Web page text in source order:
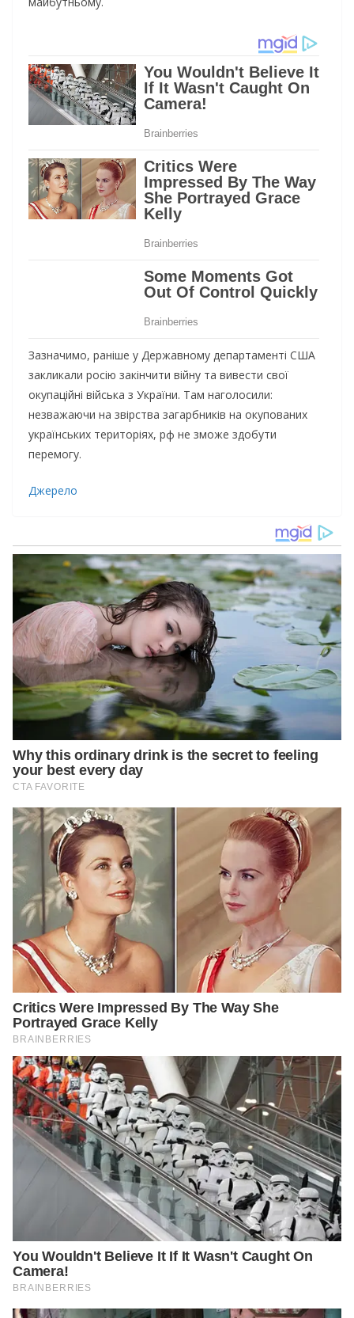
Зазначимо, раніше у Державному департаменті США
закликали росію закінчити війну та вивести свої
окупаційні війська з України. Там наголосили:
незважаючи на звірства загарбників на окупованих
українських територіях, рф не зможе здобути
перемогу.
Джерело